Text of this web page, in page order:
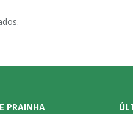
PRAINHA